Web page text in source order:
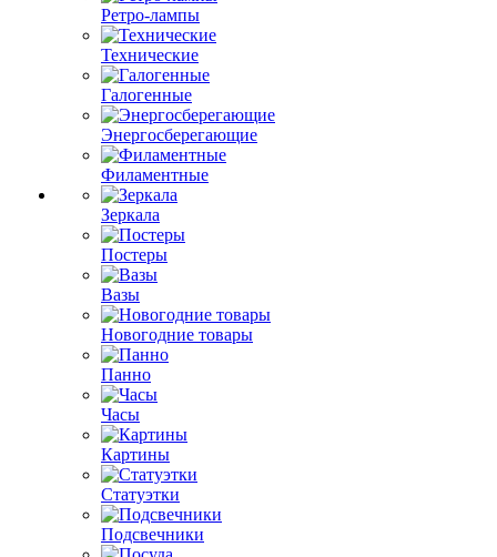
Ретро-лампы
Технические
Галогенные
Энергосберегающие
Филаментные
Зеркала
Постеры
Вазы
Новогодние товары
Панно
Часы
Картины
Статуэтки
Подсвечники